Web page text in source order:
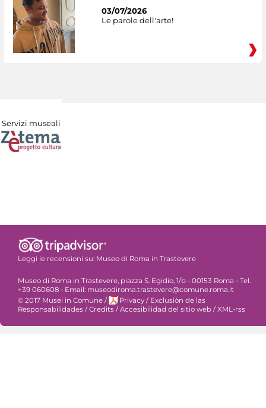
03/07/2026
Le parole dell'arte!
Servizi museali
Leggi le recensioni su: Museo di Roma in Trastevere
Museo di Roma in Trastevere, piazza S. Egidio, 1/b - 00153 Roma - Tel.
+39 060608 - Email: museodiroma.trastevere@comune.roma.it
© 2017 Musei in Comune / Privacy / Exclusiòn de las
Responsabilidades / Credits / Accesibilidad del sitio web / XML-rss